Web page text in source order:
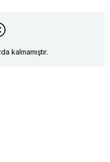
kalmamıştır.